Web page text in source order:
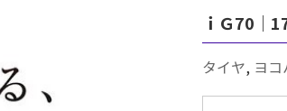
ｉＧ70｜
タイヤ, ヨ